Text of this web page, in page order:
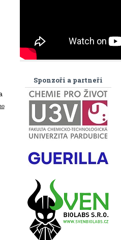
Sponzoři a partneři